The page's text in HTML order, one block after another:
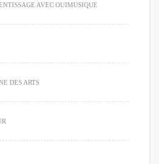
AVEC OUIMUSIQUE
DES ARTS